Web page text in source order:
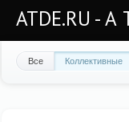
ATDE.RU -
Все Коллективные